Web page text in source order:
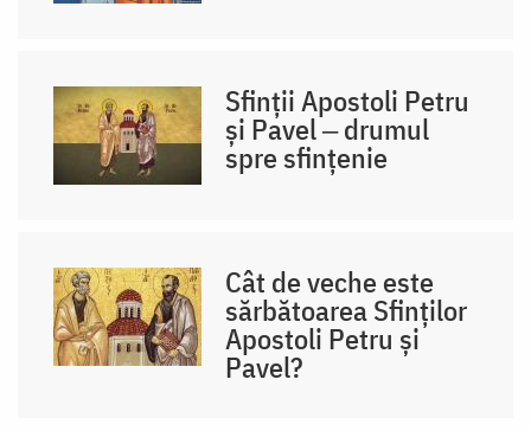
Sfinții Apostoli Petru
și Pavel ‒ drumul
spre sfințenie
Cât de veche este
sărbătoarea Sfinților
Apostoli Petru și
Pavel?